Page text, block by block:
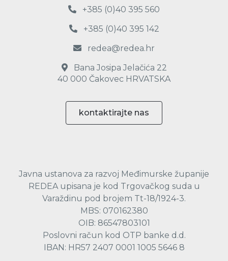
+385 (0)40 395 560
+385 (0)40 395 142
redea@redea.hr
Bana Josipa Jelačića 22
40 000 Čakovec HRVATSKA
kontaktirajte nas
Javna ustanova za razvoj Međimurske županije
REDEA upisana je kod Trgovačkog suda u
Varaždinu pod brojem Tt-18/1924-3.
MBS: 070162380
OIB: 86547803101
Poslovni račun kod OTP banke d.d.
IBAN: HR57 2407 0001 1005 5646 8